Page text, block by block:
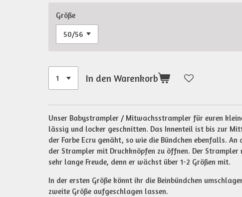
Größe
In den Warenkorb
Unser Babystrampler / Mitwachsstrampler für euren
lässig und locker geschnitten. Das Innenteil ist bis zur
der Farbe Ecru genäht, so wie die Bündchen ebenfalls. An
der Strampler mit Druckknöpfen zu öffnen. Der Strampler
sehr lange Freude, denn er wächst über 1-2 Größen mit.
In der ersten Größe könnt ihr die Beinbündchen
zweite Größe aufgeschlagen lassen.